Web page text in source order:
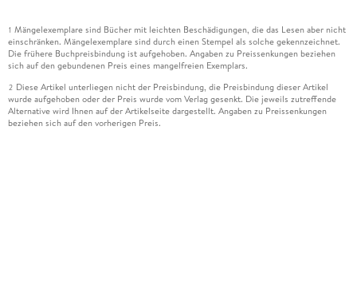
1 Mängelexemplare sind Bücher mit leichten Beschädigungen, die das Lesen aber nicht
einschränken. Mängelexemplare sind durch einen Stempel als solche gekennzeichnet.
Die frühere Buchpreisbindung ist aufgehoben. Angaben zu Preissenkungen beziehen
sich auf den gebundenen Preis eines mangelfreien Exemplars.
2 Diese Artikel unterliegen nicht der Preisbindung, die Preisbindung dieser Artikel
wurde aufgehoben oder der Preis wurde vom Verlag gesenkt. Die jeweils zutreffende
Alternative wird Ihnen auf der Artikelseite dargestellt. Angaben zu Preissenkungen
beziehen sich auf den vorherigen Preis.